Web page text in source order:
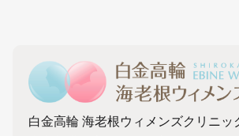
白金高輪 海老根ウィメンズクリニッ